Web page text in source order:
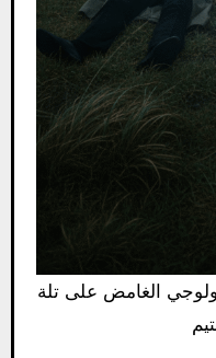
الغامض على تلة